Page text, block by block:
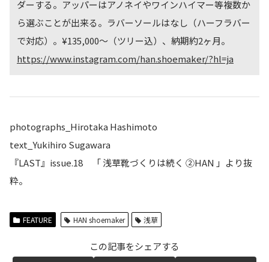
ダーする。アッパーはアノネイやワインハイマー等複数か
ら選ぶことが出来る。ラバーソールはなし（ハーフラバー
で対応）。¥135,000〜（ツリー込）、納期約2ヶ月。
https://www.instagram.com/han.shoemaker/?hl=ja
photographs_Hirotaka Hashimoto
text_Yukihiro Sugawara
『LAST』issue.18 「 浅草靴づくりは続く ②HAN 」より抜
粋。
FEATURE HAN shoemaker 浅草
この記事をシェアする